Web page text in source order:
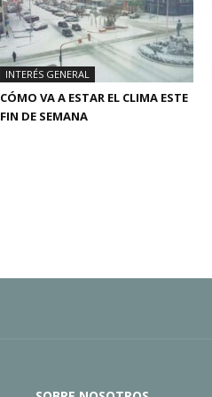
INTERÉS GENERAL
CÓMO VA A ESTAR EL CLIMA ESTE
FIN DE SEMANA